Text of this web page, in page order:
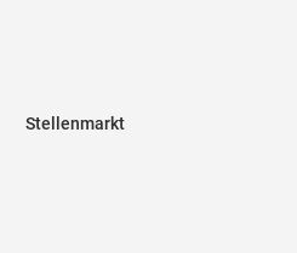
Stellenmarkt